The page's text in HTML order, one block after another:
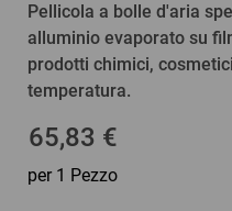
Pellicola a bolle d'aria
alluminio evaporato su
prodotti chimici,
temperatura.
65,83 €
per 1 Pezzo